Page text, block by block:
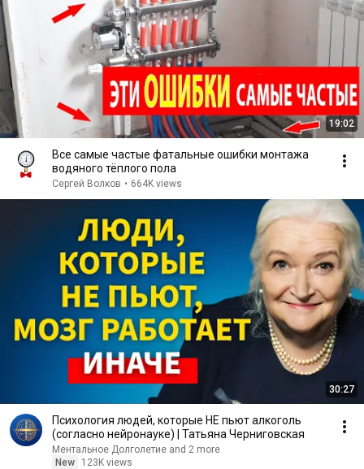
19:02
Все самые частые фатальные ошибки монтажа
водяного тёплого пола
Сергей Волков • 664K views
30:27
Психология людей, которые НЕ пьют алкоголь
(согласно нейронауке) | Татьяна Черниговская
Ментальное Долголетие and 2 more
New
123K views